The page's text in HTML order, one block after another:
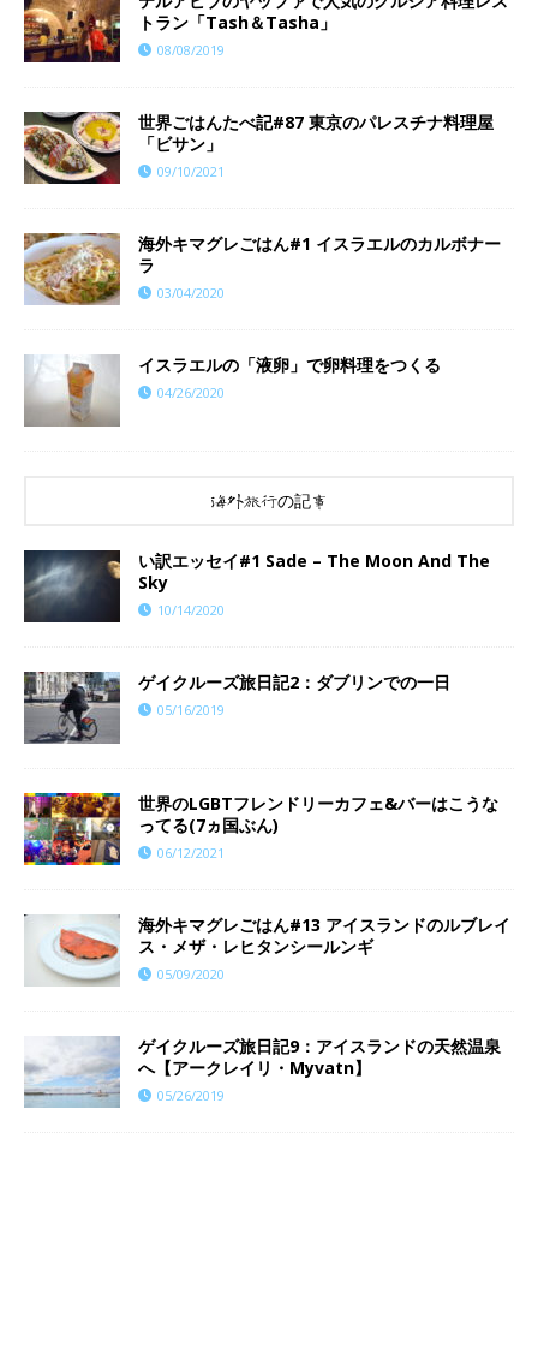
トラン「Tash＆Tasha」
08/08/2019
世界ごはんたべ記#87 東京のパレスチナ料理屋
「ビサン」
09/10/2021
海外キマグレごはん#1 イスラエルのカルボナー
ラ
03/04/2020
イスラエルの「液卵」で卵料理をつくる
04/26/2020
海外旅行の記事
い訳エッセイ#1 Sade – The Moon And The
Sky
10/14/2020
ゲイクルーズ旅日記2：ダブリンでの一日
05/16/2019
世界のLGBTフレンドリーカフェ&バーはこうな
ってる(7ヵ国ぶん)
06/12/2021
海外キマグレごはん#13 アイスランドのルブレイ
ス・メザ・レヒタンシールンギ
05/09/2020
ゲイクルーズ旅日記9：アイスランドの天然温泉
へ【アークレイリ・Myvatn】
05/26/2019